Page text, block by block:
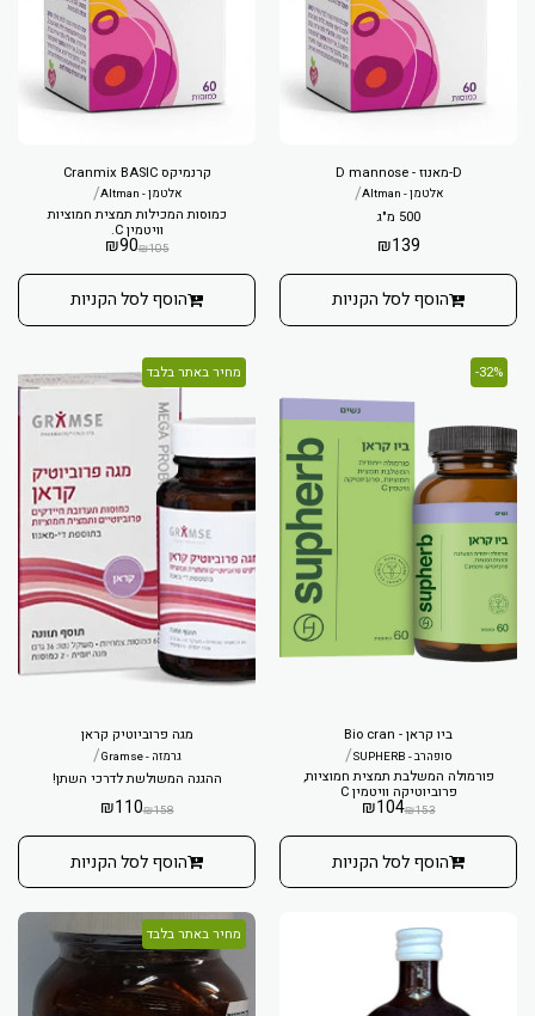
D-מאנוז - D mannose
אלטמן - Altman /
500 מ"ג
₪139
הוסף לסל הקניות
קרנמיקס Cranmix BASIC
אלטמן - Altman /
כמוסות המכילות תמצית חמוציות
וויטמין C.
₪105
₪90
הוסף לסל הקניות
32%-
ביו קראן - Bio cran
סופהרב - SUPHERB /
פורמולה המשלבת תמצית חמוציות,
פרוביוטיקה וויטמין C
₪153
₪104
הוסף לסל הקניות
מחיר באתר בלבד
מגה פרוביוטיק קראן
גרמזה - Gramse /
ההגנה המשולשת לדרכי השתן!
₪158
₪110
הוסף לסל הקניות
מחיר באתר בלבד